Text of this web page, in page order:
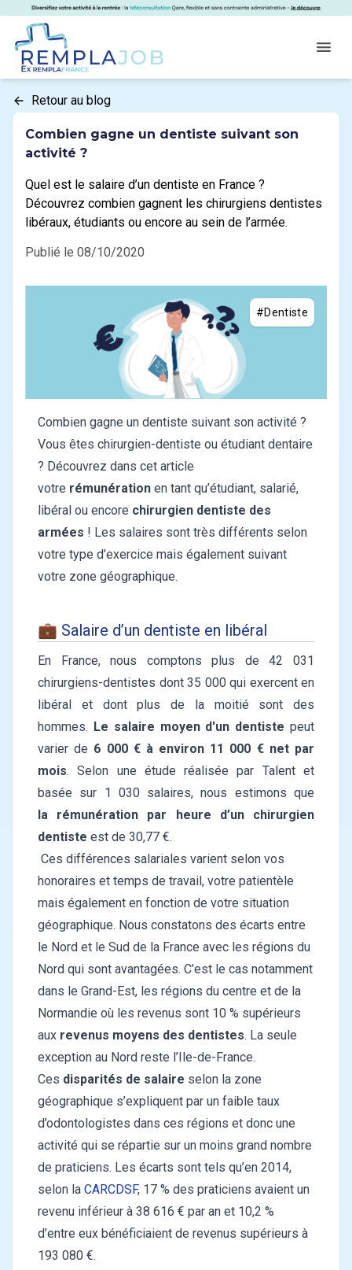
RemplaJob
Retour au blog
Combien gagne un dentiste suivant son
activité ?
Quel est le salaire d’un dentiste en France ?
Découvrez combien gagnent les chirurgiens dentistes
libéraux, étudiants ou encore au sein de l’armée.
Publié le 08/10/2020
#Dentiste
Combien gagne un dentiste suivant son activité ?
Vous êtes chirurgien-dentiste ou étudiant dentaire
? Découvrez dans cet article
votre rémunération en tant qu’étudiant, salarié,
libéral ou encore chirurgien dentiste des
armées ! Les salaires sont très différents selon
votre type d’exercice mais également suivant
votre zone géographique.
💼 Salaire d’un dentiste en libéral
En France, nous comptons plus de 42 031
chirurgiens-dentistes dont 35 000 qui exercent en
libéral et dont plus de la moitié sont des
hommes. Le salaire moyen d'un dentiste peut
varier de 6 000 € à environ 11 000 € net par
mois. Selon une étude réalisée par Talentet
basée sur 1 030 salaires, nous estimons que
la rémunération par heure d’un chirurgien
dentiste est de 30,77 €.
Ces différences salariales varient selon vos
honoraires et temps de travail, votre patientèle
mais également en fonction de votre situation
géographique. Nous constatons des écarts entre
le Nord et le Sud de la France avec les régions du
Nord qui sont avantagées. C’est le cas notamment
dans le Grand-Est, les régions du centre et de la
Normandie où les revenus sont 10 % supérieurs
aux revenus moyens des dentistes. La seule
exception au Nord reste l’Ile-de-France.
Ces disparités de salaire selon la zone
géographique s’expliquent par un faible taux
d’odontologistes dans ces régions et donc une
activité qui se répartie sur un moins grand nombre
de praticiens. Les écarts sont tels qu’en 2014,
selon la CARCDSF, 17 % des praticiens avaient un
revenu inférieur à 38 616 € par an et 10,2 %
d’entre eux bénéficiaient de revenus supérieurs à
193 080 €.
Panneau de gestion des cookies